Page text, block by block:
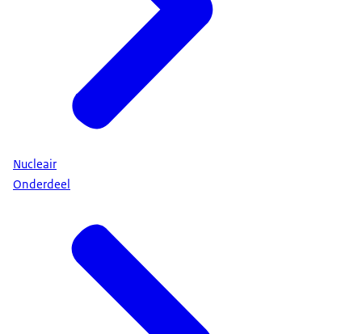
Nucleair
Onderdeel